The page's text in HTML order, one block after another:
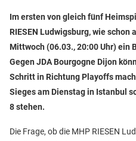
Im ersten von gleich fünf
RIESEN Ludwigsburg, wie schon
Mittwoch (06.03., 20:00 Uhr) ein
Gegen JDA Bourgogne Dijon
Schritt in Richtung Playoffs
Sieges am Dienstag in Istanbul
8 stehen.
Die Frage, ob die MHP RIESEN